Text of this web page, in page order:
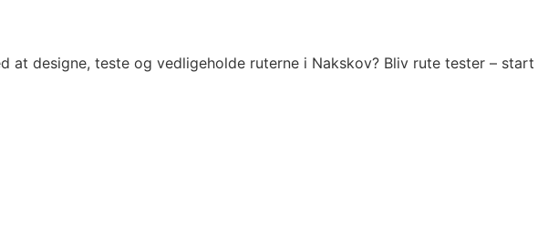
at designe, teste og vedligeholde ruterne i Nakskov? Bliv rute tester – start